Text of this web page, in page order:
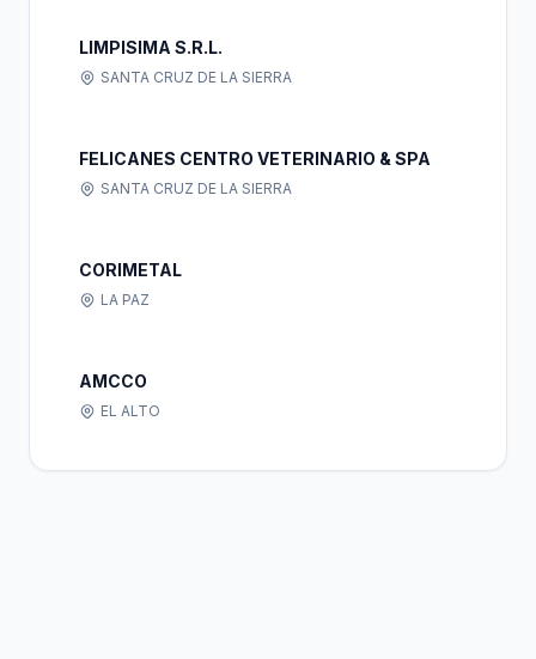
LIMPISIMA S.R.L.
SANTA CRUZ DE LA SIERRA
FELICANES CENTRO VETERINARIO & SPA
SANTA CRUZ DE LA SIERRA
CORIMETAL
LA PAZ
AMCCO
EL ALTO